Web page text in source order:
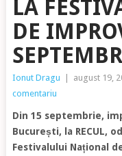
LA
DE
Ionut Dragu august 19,
comentariu
Din 15 septembrie,
București, la RECUL,
Festivalului Național